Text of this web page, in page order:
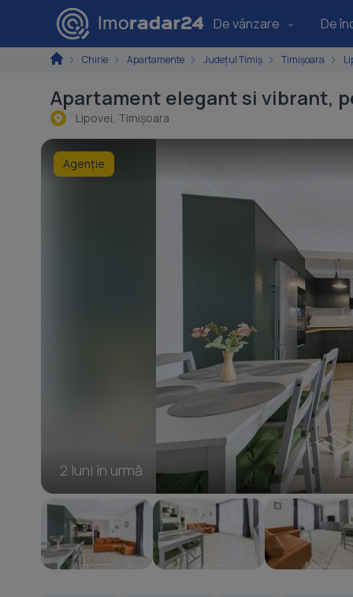
De vânzare De
Chirie Apartamente Județul Timiș Timișoara
Apartament elegant si vibrant,
Lipovei, Timişoara
2 luni în urmă
Agenție